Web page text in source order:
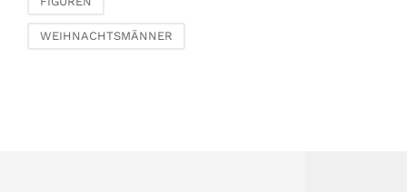
WEIHNACHTSMÄNNER